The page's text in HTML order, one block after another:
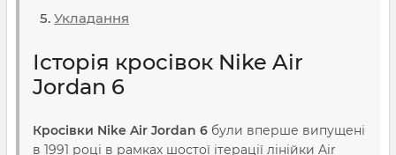
Укладання
Історія кросівок Nike Air
Jordan 6
Кросівки Nike Air Jordan 6 були вперше випущені
в 1991 році в рамках шостої ітерації лінійки Air